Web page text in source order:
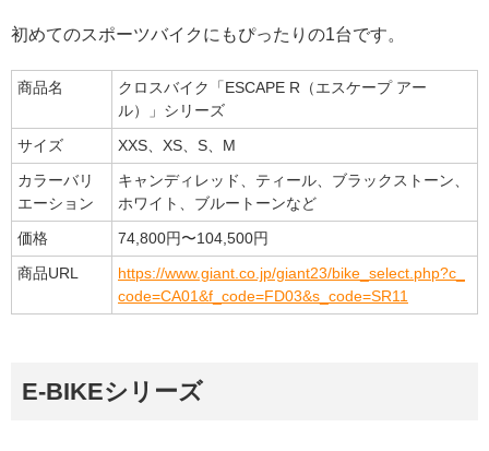
初めてのスポーツバイクにもぴったりの1台です。
商品名
クロスバイク「ESCAPE R（エスケープ アー
ル）」シリーズ
サイズ
XXS、XS、S、M
カラーバリ
エーション
キャンディレッド、ティール、ブラックストーン、
ホワイト、ブルートーンなど
価格
74,800円〜104,500円
商品URL
https://www.giant.co.jp/giant23/bike_select.php?c_
code=CA01&f_code=FD03&s_code=SR11
E-BIKEシリーズ